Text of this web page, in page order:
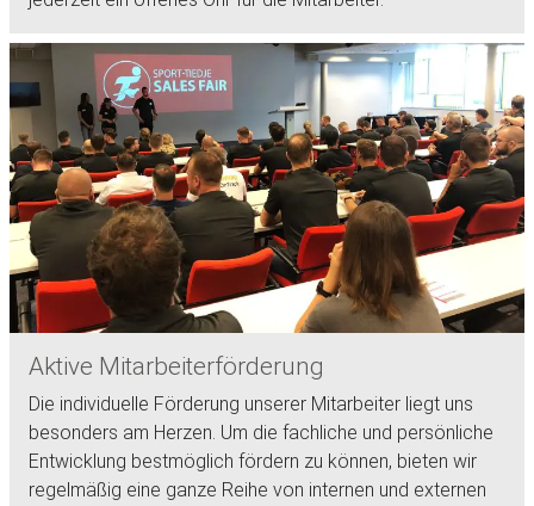
Aktive Mitarbeiterförderung
Die individuelle Förderung unserer Mitarbeiter liegt uns
besonders am Herzen. Um die fachliche und persönliche
Entwicklung bestmöglich fördern zu können, bieten wir
regelmäßig eine ganze Reihe von internen und externen